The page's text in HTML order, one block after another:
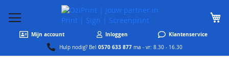
Mijn account Inloggen Klantenservice
Hulp nodig? Bel 0570 633 877 ma - vr: 8.30 - 16.30